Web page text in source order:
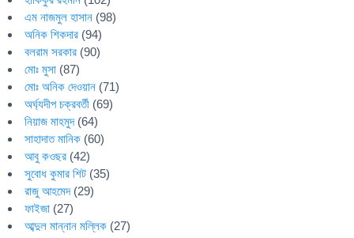
এম নাজমুল হাসান (98)
অনিক শিকদার (94)
বলরাম সরকার (90)
মোঃ মুসা (87)
মোঃ অনিক দেওয়ান (71)
অর্ঘ্যদীপ চক্রবর্তী (69)
নিয়াজ মাহমুদ(64)
সাহাদাত মানিক (60)
আবু কওছর (42)
সুবোধ কুমার শিট (35)
রাজু আহমেদ(29)
ফাইজা (27)
আব্দুল মান্নান মল্লিক (27)